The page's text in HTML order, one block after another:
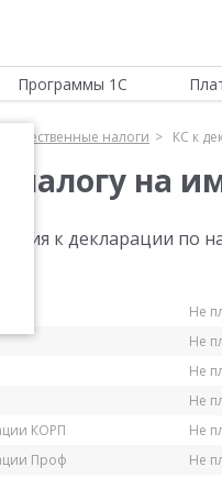
Программы 1С
Имущественные налоги КС к
налогу на
к декларации по
Не
Не
Не
Не
КОРП
Не
Проф
Не